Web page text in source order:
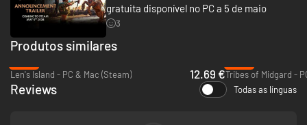
gratuita disponível no PC a 5 de maio
3
Produtos similares
Len's Island - PC & Mac (Steam)
12.69 €Tribes of Midgard -
Reviews Todas as línguas